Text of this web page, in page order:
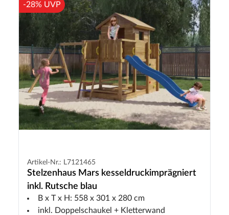
-28% UVP
Artikel-Nr.: L7121465
Stelzenhaus Mars kesseldruckimprägniert
inkl. Rutsche blau
B x T x H: 558 x 301 x 280 cm
inkl. Doppelschaukel + Kletterwand